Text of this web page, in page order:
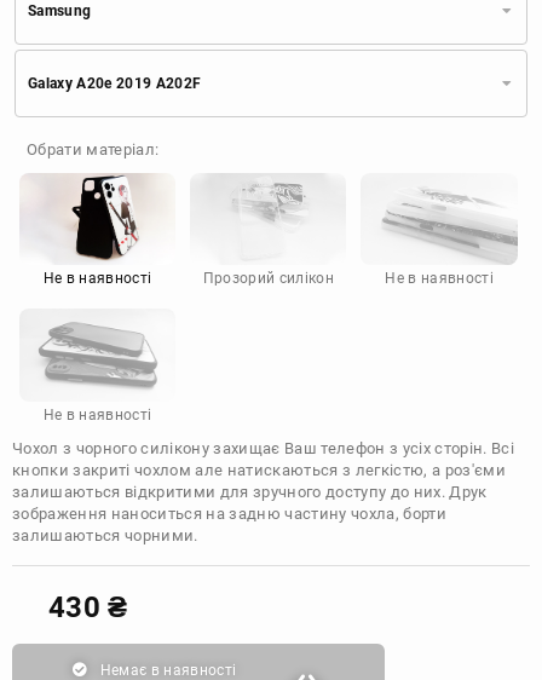
Samsung
Apple
Huawei
TECNO
Google
Doogee
Infinix
Sony
Motorola
Galaxy A20e 2019 A202F
Обрати матеріал:
Не в наявності Прозорий силікон Не в наявності
Не в наявності
Чохол з чорного силікону захищає Ваш телефон з усіх сторін. Всі
кнопки закриті чохлом але натискаються з легкістю, а роз'єми
залишаються відкритими для зручного доступу до них. Друк
зображення наноситься на задню частину чохла, борти
залишаються чорними.
430₴
Немає в наявності